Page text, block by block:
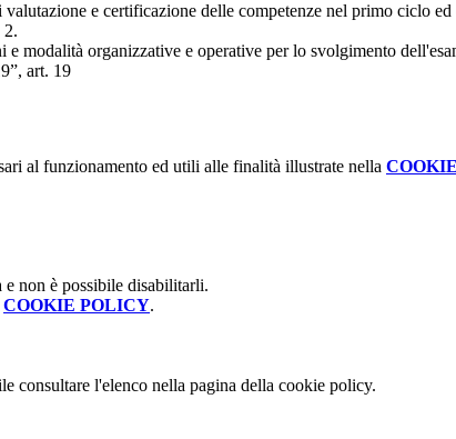
e certificazione delle competenze nel primo ciclo
2.
e modalità organizzative e operative per lo svolgimento
art. 19
al funzionamento ed utili alle finalità illustrate nella
non è possibile disabilitarli.
COOKIE POLICY.
consultare l'elenco nella pagina della cookie policy.